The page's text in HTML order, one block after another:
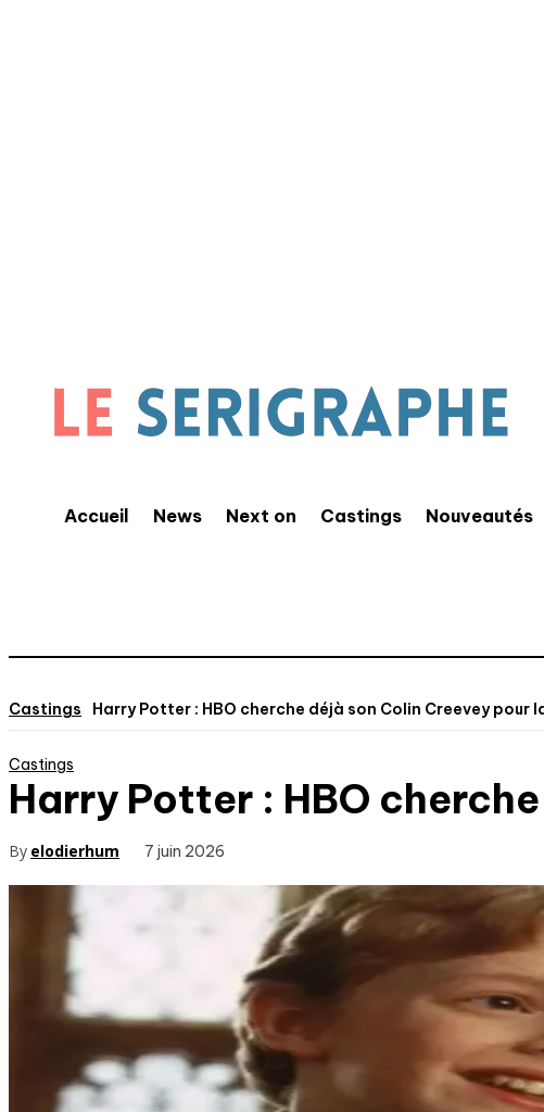
Accueil News Next on Castings Nouveautés
Castings Harry Potter : HBO cherche déjà son Colin Creevey pour
Castings
Harry Potter : HBO
By elodierhum 7 juin 2026